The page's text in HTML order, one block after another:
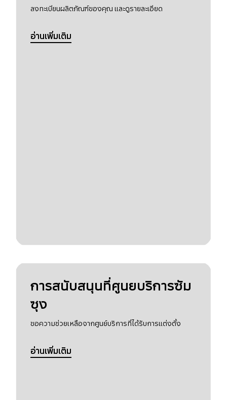
ลงทะเบียนผลิตภัณฑ์ของคุณ และดูรายละเอียด
อ่านเพิ่มเติม
การสนับสนุนที่ศูนยบริการซัม
ซุง
ขอความช่วยเหลือจากศูนย์บริการที่ได้รับการแต่งตั้ง
อ่านเพิ่มเติม